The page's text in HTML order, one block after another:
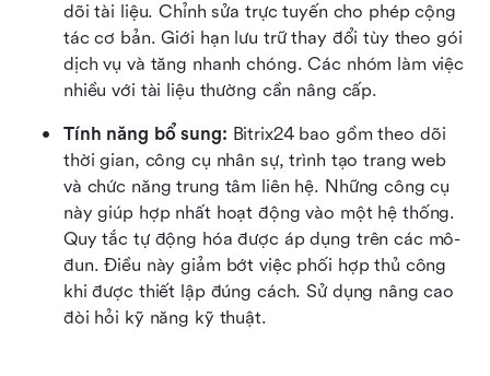
dõi tài liệu. Chỉnh sửa trực tuyến cho phép cộng
tác cơ bản. Giới hạn lưu trữ thay đổi tùy theo gói
dịch vụ và tăng nhanh chóng. Các nhóm làm việc
nhiều với tài liệu thường cần nâng cấp.
Tính năng bổ sung: Bitrix24 bao gồm theo dõi
thời gian, công cụ nhân sự, trình tạo trang web
và chức năng trung tâm liên hệ. Những công cụ
này giúp hợp nhất hoạt động vào một hệ thống.
Quy tắc tự động hóa được áp dụng trên các mô-
đun. Điều này giảm bớt việc phối hợp thủ công
khi được thiết lập đúng cách. Sử dụng nâng cao
đòi hỏi kỹ năng kỹ thuật.